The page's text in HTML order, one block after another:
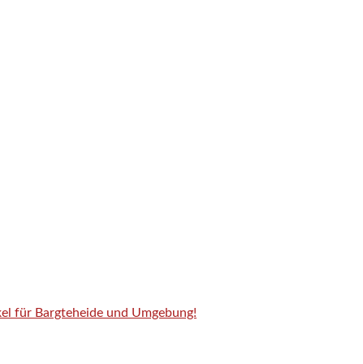
für Bargteheide und Umgebung!